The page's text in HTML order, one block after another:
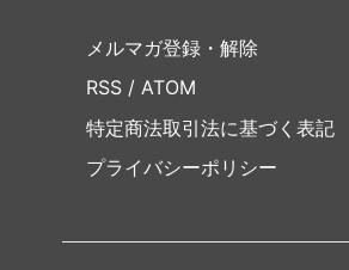
メルマガ登録・解除
RSS / ATOM
特定商法取引法に基づく表記
プライバシーポリシー